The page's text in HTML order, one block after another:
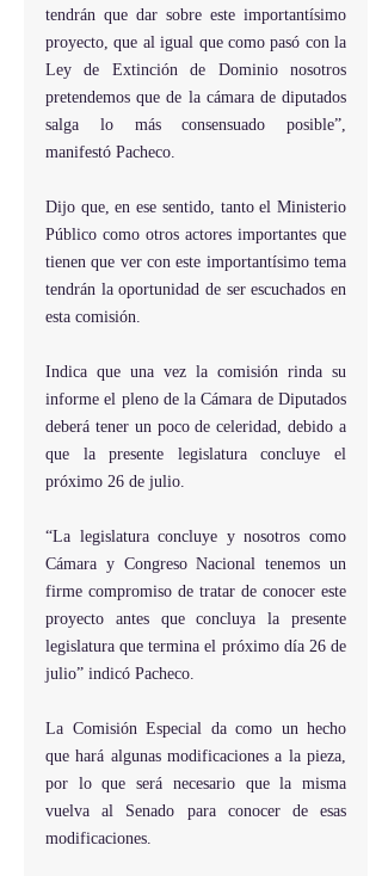
tendrán que dar sobre este importantísimo
proyecto, que al igual que como pasó con la
Ley de Extinción de Dominio nosotros
pretendemos que de la cámara de diputados
salga lo más consensuado posible”,
manifestó Pacheco.
Dijo que, en ese sentido, tanto el Ministerio
Público como otros actores importantes que
tienen que ver con este importantísimo tema
tendrán la oportunidad de ser escuchados en
esta comisión.
Indica que una vez la comisión rinda su
informe el pleno de la Cámara de Diputados
deberá tener un poco de celeridad, debido a
que la presente legislatura concluye el
próximo 26 de julio.
“La legislatura concluye y nosotros como
Cámara y Congreso Nacional tenemos un
firme compromiso de tratar de conocer este
proyecto antes que concluya la presente
legislatura que termina el próximo día 26 de
julio” indicó Pacheco.
La Comisión Especial da como un hecho
que hará algunas modificaciones a la pieza,
por lo que será necesario que la misma
vuelva al Senado para conocer de esas
modificaciones.